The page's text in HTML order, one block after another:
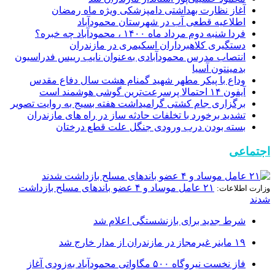
آغاز نظارت بهداشتی دامپزشکی ویژه ماه رمضان
اطلاعیه قطعی آب در شهرستان محمودآباد
فردا شنبه دوم مرداد ماه ۱۴۰۰ ، محمودآباد چه خبره؟
دستگیری کلاهبرداران اسکیمری در مازندران
انتصاب مدرس محمودآبادی به‌عنوان نایب رییس فدراسیون
بدمینتون آسیا
وداع با پیکر مطهر شهید گمنام هشت سال دفاع مقدس
آیفون ۱۴ احتمالا پرسرعت‌ترین گوشی هوشمند است
برگزاری جام کشتی گرامیداشت هفته بسیج به روایت تصویر
تشدید برخورد با تخلفات حادثه ساز در راه های مازندران
بسته بودن درب ورودی جنگل علت قطع درختان
اجتماعی
وزارت اطلاعات:
۲۱ عامل موساد و ۴ عضو باند‌های مسلح بازداشت
شدند
شرط جدید برای بازنشستگی اعلام شد
۱۹ ماینر غیرمجاز در مازندران از مدار خارج شد
فاز نخست نیروگاه ۵۰۰ مگاواتی محمودآباد به‌زودی آغاز